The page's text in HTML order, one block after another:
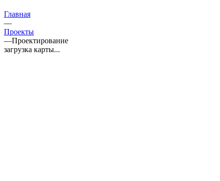
Главная
—
Проекты
—Проектирование
загрузка карты...